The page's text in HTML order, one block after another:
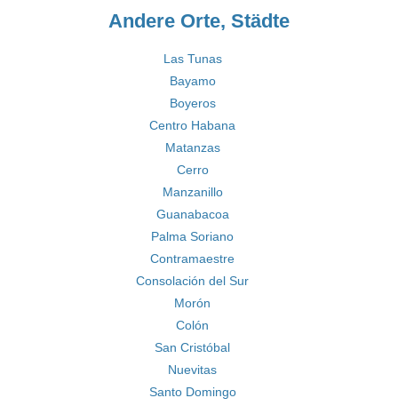
Andere Orte, Städte
Las Tunas
Bayamo
Boyeros
Centro Habana
Matanzas
Cerro
Manzanillo
Guanabacoa
Palma Soriano
Contramaestre
Consolación del Sur
Morón
Colón
San Cristóbal
Nuevitas
Santo Domingo